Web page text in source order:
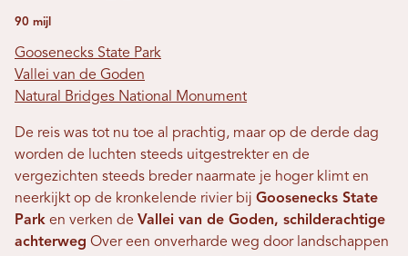
90 mijl
Goosenecks State Park
Vallei van de Goden
Natural Bridges National Monument
De reis was tot nu toe al prachtig, maar op de derde dag
worden de luchten steeds uitgestrekter en de
vergezichten steeds breder naarmate je hoger klimt en
neerkijkt op de kronkelende rivier bij Goosenecks State
Park en verken de Vallei van de Goden, schilderachtige
achterweg Over een onverharde weg door landschappen